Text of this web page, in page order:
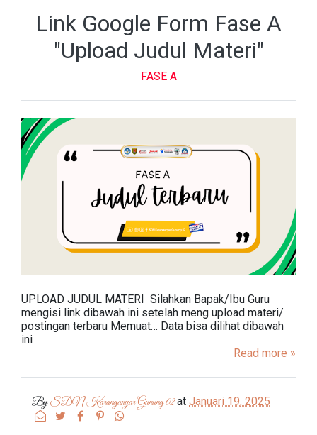
Link Google Form Fase A
"Upload Judul Materi"
FASE A
UPLOAD JUDUL MATERI Silahkan Bapak/Ibu Guru
mengisi link dibawah ini setelah meng upload materi/
postingan terbaru Memuat… Data bisa dilihat dibawah
ini
Read more »
BySDN Karanganyar Gunung 02at Januari 19, 2025